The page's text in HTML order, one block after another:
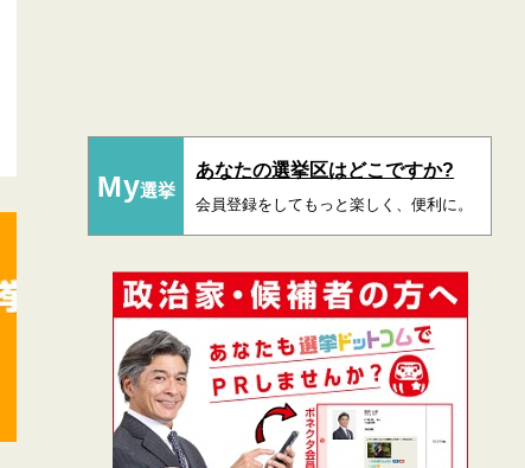
My選挙
あなたの選挙区はどこですか?
会員登録をしてもっと楽しく、便利に。